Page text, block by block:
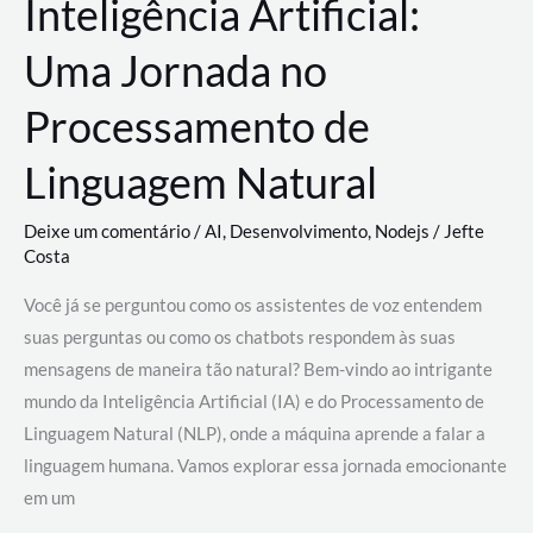
Inteligência Artificial:
Uma Jornada no
Processamento de
Linguagem Natural
Deixe um comentário/AI, Desenvolvimento, Nodejs / Jefte
Costa
Você já se perguntou como os assistentes de voz entendem
suas perguntas ou como os chatbots respondem às suas
mensagens de maneira tão natural? Bem-vindo ao intrigante
mundo da Inteligência Artificial (IA) e do Processamento de
Linguagem Natural (NLP), onde a máquina aprende a falar a
linguagem humana. Vamos explorar essa jornada emocionante
em um